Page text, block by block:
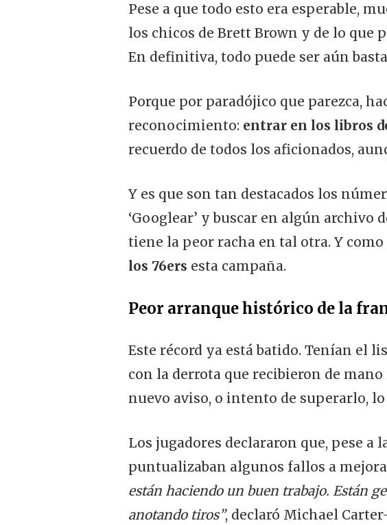
Pese a que todo esto era esperable,
los chicos de Brett Brown y de lo que
En definitiva, todo puede ser aún
Porque por paradójico que parezca,
reconocimiento: entrar en los libros
recuerdo de todos los aficionados,
Y es que son tan destacados los
‘Googlear’ y buscar en algún
tiene la peor racha en tal otra. Y
los 76ers esta campaña.
Peor arranque histórico de la
Este récord ya está batido. Tenían el
con la derrota que recibieron de
nuevo aviso, o intento de superarlo, lo
Los jugadores declararon que, pese a
puntualizaban algunos fallos a
están haciendo un buen trabajo. Están
anotando tiros”, declaró Michael